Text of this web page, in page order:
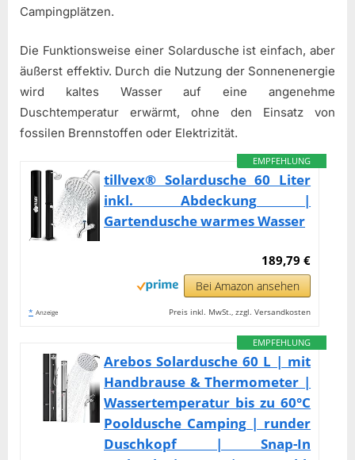
Campingplätzen.
Die Funktionsweise einer Solardusche ist einfach, aber
äußerst effektiv. Durch die Nutzung der Sonnenenergie
wird kaltes Wasser auf eine angenehme
Duschtemperatur erwärmt, ohne den Einsatz von
fossilen Brennstoffen oder Elektrizität.
EMPFEHLUNG
tillvex® Solardusche 60 Liter
inkl. Abdeckung |
Gartendusche warmes Wasser
189,79 €
Bei Amazon ansehen
* Anzeige Preis inkl. MwSt., zzgl. Versandkosten
EMPFEHLUNG
Arebos Solardusche 60 L | mit
Handbrause & Thermometer |
Wassertemperatur bis zu 60°C
Pooldusche Camping | runder
Duschkopf | Snap-In